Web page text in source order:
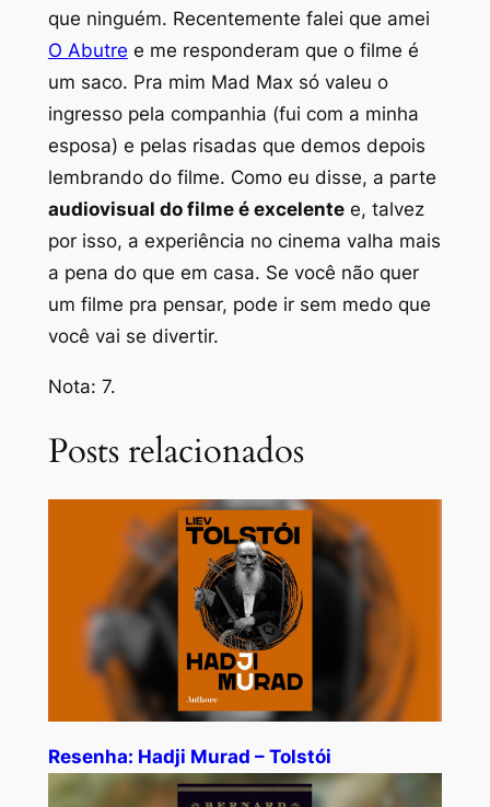
que ninguém. Recentemente falei que amei
O Abutre e me responderam que o filme é
um saco. Pra mim Mad Max só valeu o
ingresso pela companhia (fui com a minha
esposa) e pelas risadas que demos depois
lembrando do filme. Como eu disse, a parte
audiovisual do filme é excelentee, talvez
por isso, a experiência no cinema valha mais
a pena do que em casa. Se você não quer
um filme pra pensar, pode ir sem medo que
você vai se divertir.
Nota: 7.
Posts relacionados
Resenha: Hadji Murad – Tolstói